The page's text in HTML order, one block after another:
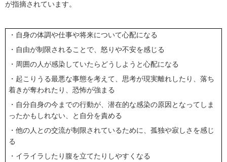
が指摘されています。
・自身の体調や仕事や将来について心配になる
・自由が制限されることで、怒りや不安を感じる
・周囲の人が感染していたらどうしようと心配になる
・起こりうる最悪な事態を考えて、思考が現実離れしたり、落ち
着きが奪われたり、恐怖が強まる
・自分自身の今までの行動が、潜在的な感染の原因となってしま
ったかもしれない、と自分を責める
・他の人との交流が制限されているために、孤独や寂しさを感じ
る
・イライラしたり腹を立てたりしやすくなる